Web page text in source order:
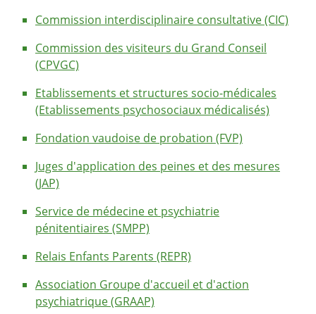
Commission interdisciplinaire consultative (CIC)
Commission des visiteurs du Grand Conseil
(CPVGC)
Etablissements et structures socio-médicales
(Etablissements psychosociaux médicalisés)
Fondation vaudoise de probation (FVP)
Juges d'application des peines et des mesures
(JAP)
Service de médecine et psychiatrie
pénitentiaires (SMPP)
Relais Enfants Parents (REPR)
Association Groupe d'accueil et d'action
psychiatrique (GRAAP)